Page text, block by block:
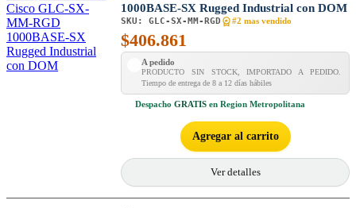
1000BASE-SX Rugged Industrial con DOM
SKU: GLC-SX-MM-RGD #2 mas vendido
$406.861
A pedido
PRODUCTO SIN STOCK, IMPORTADO A PEDIDO.
Tiempo de entrega de 8 a 12 días hábiles
Despacho GRATIS en Region Metropolitana
Agregar al carrito
Ver detalles